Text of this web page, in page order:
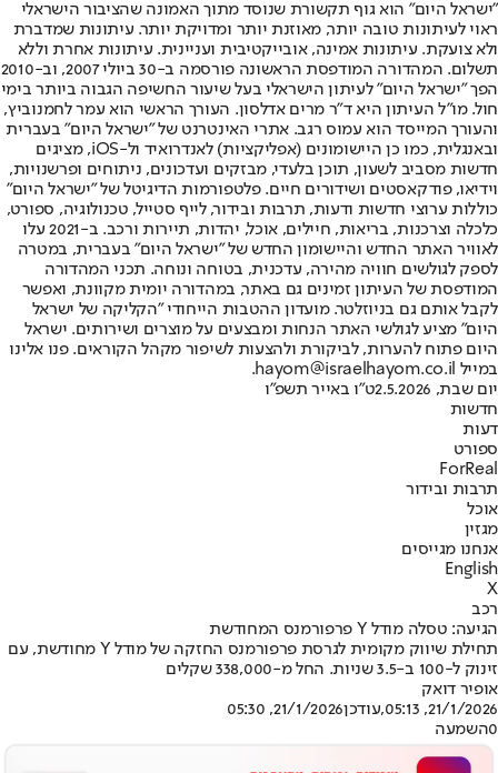
"ישראל היום" הוא גוף תקשורת שנוסד מתוך האמונה שהציבור הישראלי
ראוי לעיתונות טובה יותר, מאוזנת יותר ומדויקת יותר. עיתונות שמדברת
ולא צועקת. עיתונות אמינה, אובייקטיבית ועניינית. עיתונות אחרת וללא
תשלום. המהדורה המודפסת הראשונה פורסמה ב-30 ביולי 2007, וב-2010
הפך "ישראל היום" לעיתון הישראלי בעל שיעור החשיפה הגבוה ביותר בימי
חול. מו"ל העיתון היא ד"ר מרים אדלסון. העורך הראשי הוא עמר לחמנוביץ,
והעורך המייסד הוא עמוס רגב. אתרי האינטרנט של "ישראל היום" בעברית
ובאנגלית, כמו כן היישומונים (אפליקציות) לאנדרואיד ול-iOS, מציגים
חדשות מסביב לשעון, תוכן בלעדי, מבזקים ועדכונים, ניתוחים ופרשנויות,
וידיאו, פודקאסטים ושידורים חיים. פלטפורמות הדיגיטל של "ישראל היום"
כוללות ערוצי חדשות ודעות, תרבות ובידור, לייף סטייל, טכנולוגיה, ספורט,
כלכלה וצרכנות, בריאות, חיילים, אוכל, יהדות, תיירות ורכב. ב-2021 עלו
לאוויר האתר החדש והיישומון החדש של "ישראל היום" בעברית, במטרה
לספק לגולשים חוויה מהירה, עדכנית, בטוחה ונוחה. תכני המהדורה
המודפסת של העיתון זמינים גם באתר, במהדורה יומית מקוונת, ואפשר
לקבל אותם גם בניוזלטר. מועדון ההטבות הייחודי "הקליקה של ישראל
היום" מציע לגולשי האתר הנחות ומבצעים על מוצרים ושירותים. ישראל
היום פתוח להערות, לביקורת ולהצעות לשיפור מקהל הקוראים. פנו אלינו
במייל hayom@israelhayom.co.il.
יום שבת, 2.5.2026
ט"ו באייר תשפ"ו
חדשות
דעות
ספורט
ForReal
תרבות ובידור
אוכל
מגזין
אנחנו מגייסים
English
X
רכב
הגיעה: טסלה מודל Y פרפורמנס המחודשת
תחילת שיווק מקומית לגרסת פרפורמנס החזקה של מודל Y מחודשת, עם
זינוק ל-100 ב-3.5 שניות. החל מ-338,000 שקלים
אופיר דואק
21/1/2026, 05:13
,עודכן21/1/2026, 05:30
0השמעה